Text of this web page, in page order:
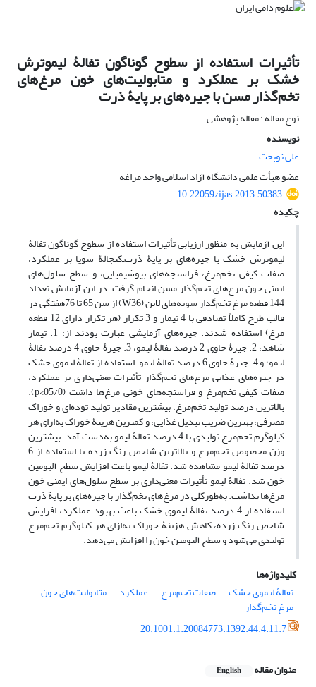
تأثیرات استفاده از سطوح گوناگون تفالۀ لیمو‌ترش
خشک بر عملکرد و متابولیت‌های خون مرغ‌های
تخم‌گذار مسن با جیره‌های بر پایۀ ذرت
نوع مقاله : مقاله پژوهشی
نویسنده
علی نوبخت
عضو هیأت علمی دانشگاه آزاد اسلامی واحد مراغه
10.22059/ijas.2013.50383
چکیده
این آزمایش به منظور ارزیابی تأثیرات استفاده از سطوح گوناگون تفالۀ
لیموترش خشک با جیره‌های بر پایۀ ذرت‌ـ‌کنجالۀ سویا بر عملکرد،
صفات کیفی تخم‌مرغ، فراسنجه‌های بیوشیمیایی، و سطح سلول‌های
ایمنی خون مرغ‌های تخم‌گذار مسن انجام گرفت. در این آزمایش تعداد
144 قطعه مرغ تخم‌گذار سویة‌های‌ لاین (W36) از سن 65 تا 76هفتگی در
قالب طرح کاملاً تصادفی با 4 تیمار و 3 تکرار (هر تکرار دارای 12 قطعه
مرغ) استفاده شدند. جیره‌های آزمایشی عبارت بودند از: 1. تیمار
شاهد، 2. جیرۀ حاوی 2 درصد تفالۀ لیمو، 3. جیرۀ حاوی 4 درصد تفالۀ
لیمو؛ و 4. جیرۀ حاوی 6 درصد تفالۀ لیمو. استفاده از تفالۀ لیموی خشک
در جیره‌های غذایی مرغ‌های تخم‌گذار تأثیرات معنی‌داری بر عملکرد،
صفات کیفی تخم‌مرغ و فراسنجه‌های خونی مرغ‌ها داشت (05/0>p).
بالاترین درصد تولید تخم‌مرغ، بیشترین مقادیر تولید توده‌ای و خوراک
مصرفی، بهترین ضریب تبدیل غذایی، و کمترین هزینۀ خوراک به‌ازای هر
کیلوگرم تخم‌‌مرغ تولیدی با 4 درصد تفالۀ لیمو به‌دست آمد. بیشترین
وزن مخصوص تخم‌مرغ و بالاترین شاخص رنگ زرده با استفاده از 6
درصد تفالۀ لیمو مشاهده شد. تفالۀ لیمو باعث افزایش سطح آلبومین
خون شد. تفالۀ لیمو تأثیرات معنی‌‌داری بر سطح سلول‌های ایمنی خون
مرغ‌ها نداشت. به‌طور‌کلی در مرغ‌های تخم‌‌گذار با جیره‌های بر پایة ذرت
استفاده از 4 درصد تفالۀ لیموی خشک باعث بهبود عملکرد، افزایش
شاخص رنگ زرده، کاهش هزینۀ خوراک به‌ازای هر کیلوگرم تخم‌مرغ
تولیدی می‌شود و سطح آلبومین خون را افزایش می‌دهد.
کلیدواژه‌ها
تفالۀ لیموی خشک
صفات تخم‌مرغ عملکرد متابولیت‌های خون
مرغ تخم‌گذار
20.1001.1.20084773.1392.44.4.11.7
عنوان مقاله English